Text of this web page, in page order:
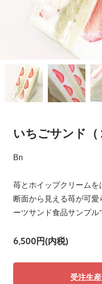
いちごサンド（
Bn
苺とホイップクリームを
断面から見える苺が可
ーツサンド食品サンプル
6,500円(内税)
受注生